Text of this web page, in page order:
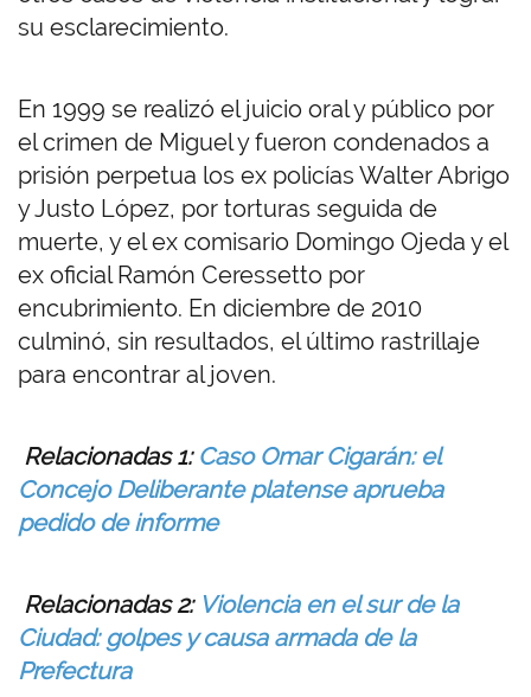
su esclarecimiento.
En 1999 se realizó el juicio oral y público por
el crimen de Miguel y fueron condenados a
prisión perpetua los ex policías Walter Abrigo
y Justo López, por torturas seguida de
muerte, y el ex comisario Domingo Ojeda y el
ex oficial Ramón Ceressetto por
encubrimiento. En diciembre de 2010
culminó, sin resultados, el último rastrillaje
para encontrar al joven.
Relacionadas 1: Caso Omar Cigarán: el
Concejo Deliberante platense aprueba
pedido de informe
Relacionadas 2: Violencia en el sur de la
Ciudad: golpes y causa armada de la
Prefectura